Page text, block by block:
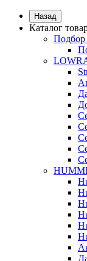
Назад
Каталог
Подбор